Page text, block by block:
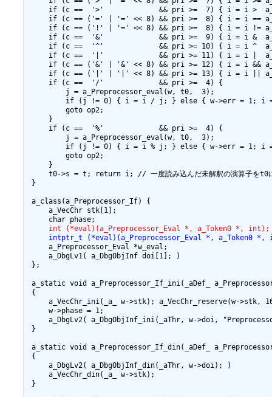
     int (*eval)(a_Preprocessor_Eval *, a_Token0 *, int);
intptr_t (*eval)(a_Preprocessor_Eval *, a_Token0 *,
     a_Preprocessor_Eval *w_eval;
     a_DbgLv1( a_DbgObjInf doi[1]; )
};
a_static void a_Preprocessor_If_ini(_aDef_
{
a_VecChr_ini(_a_ w->stk); a_VecChr_reserve(w->stk,
     w->phase = 1;
a_DbgLv2( a_DbgObjInf_ini(_aThr, w->doi,
}
a_static void a_Preprocessor_If_din(_aDef_
{
     a_DbgLv2( a_DbgObjInf_din(_aThr, w->doi); )
     a_VecChr_din(_a_ w->stk);
}